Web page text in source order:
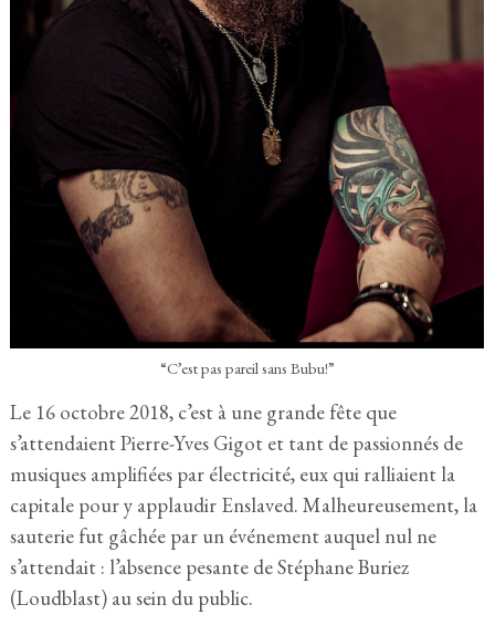
“C’est pas pareil sans Bubu!”
Le 16 octobre 2018, c’est à une grande fête que
s’attendaient Pierre-Yves Gigot et tant de passionnés de
musiques amplifiées par électricité, eux qui ralliaient la
capitale pour y applaudir Enslaved. Malheureusement, la
sauterie fut gâchée par un événement auquel nul ne
s’attendait : l’absence pesante de Stéphane Buriez
(Loudblast) au sein du public.